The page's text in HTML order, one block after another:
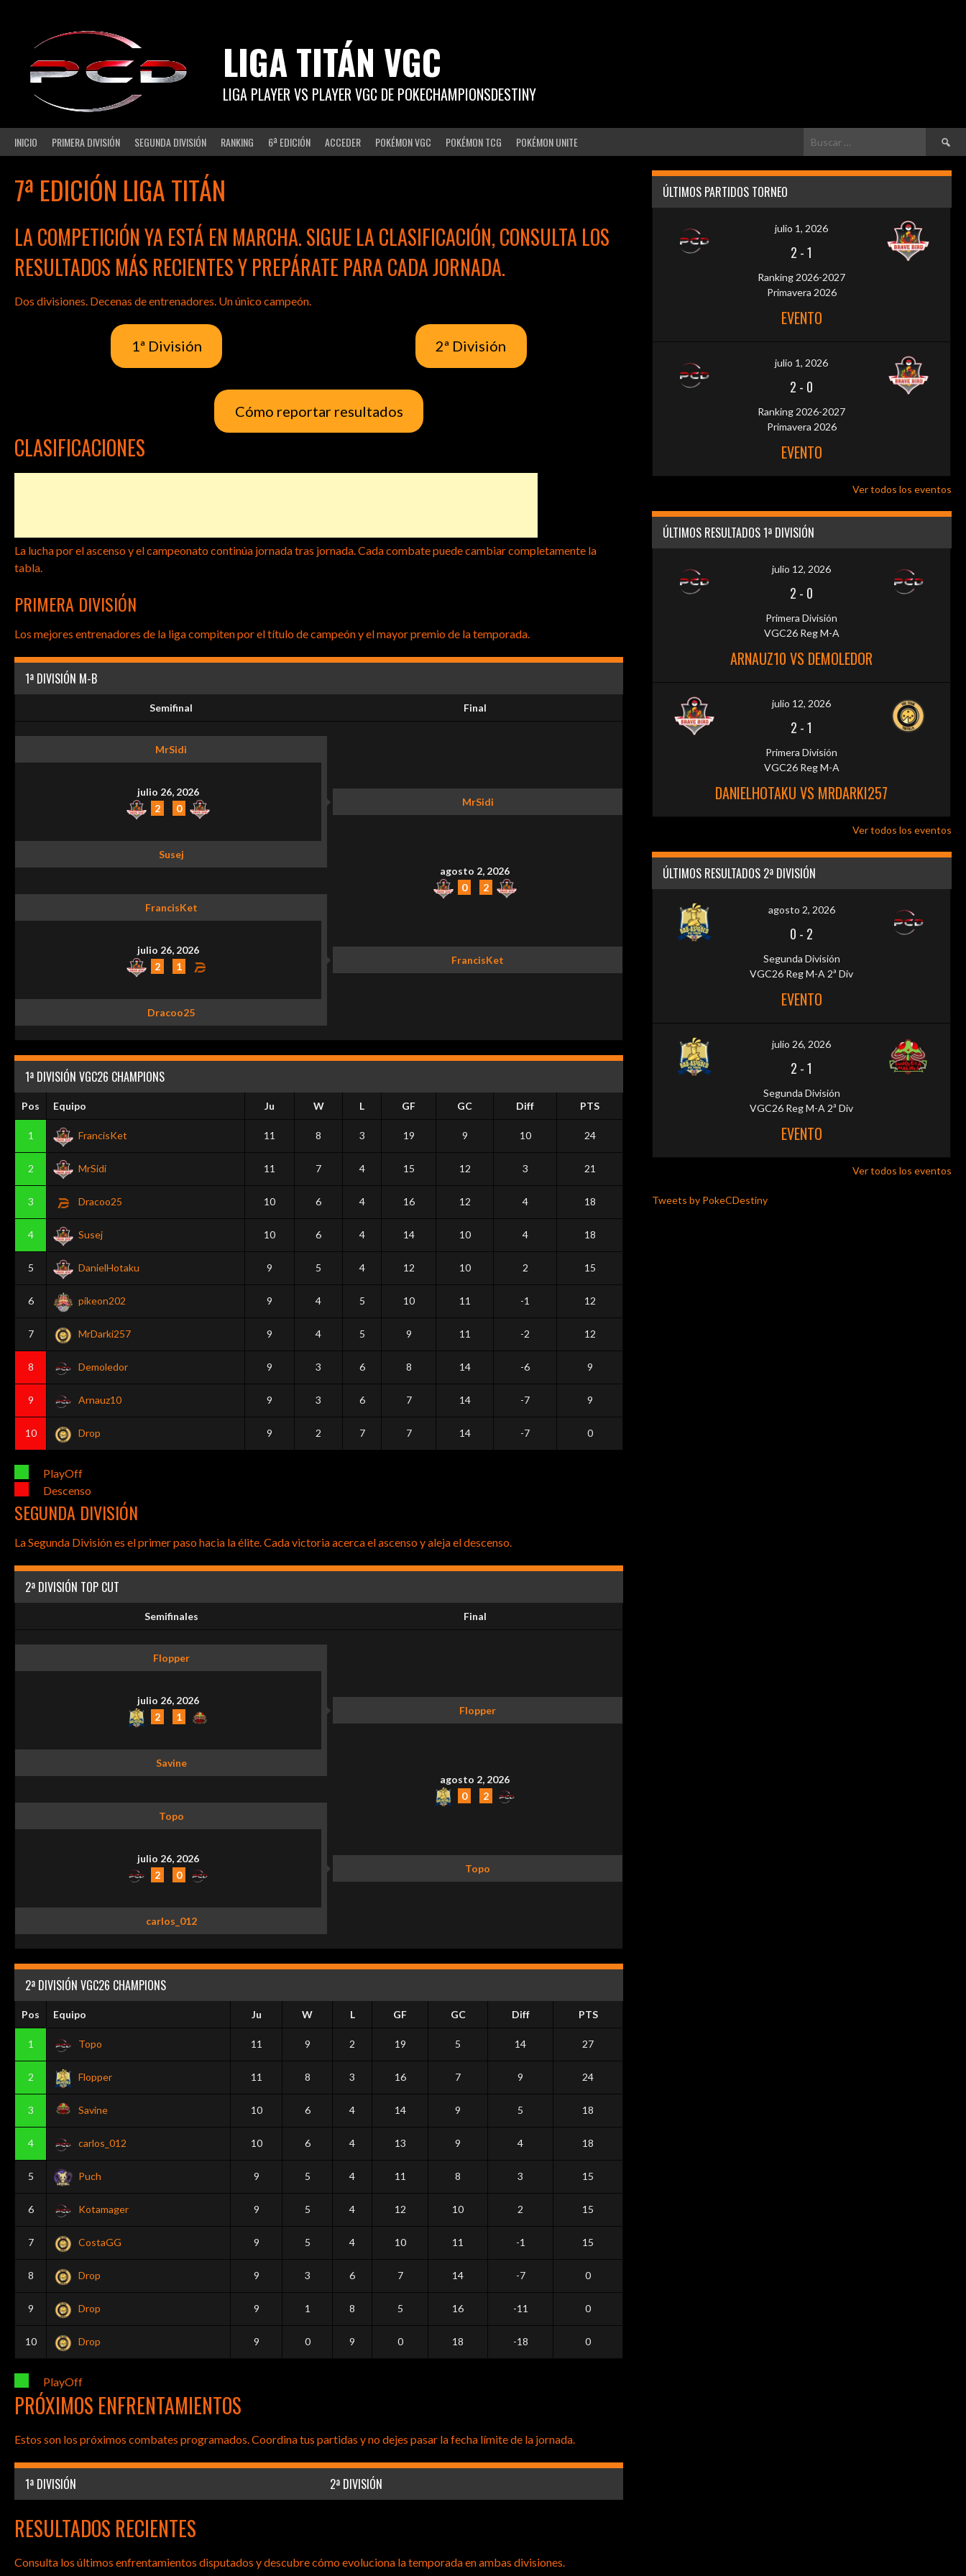
contenido
LIGA TITÁN VGC
LIGA PLAYER VS PLAYER VGC DE POKECHAMPIONSDESTINY
INICIO PRIMERA DIVISIÓN SEGUNDA DIVISIÓN RANKING 6ª EDICIÓN ACCEDER POKÉMON VGC POKÉMON TCG POKÉMON UNITE Buscar:
7ª EDICIÓN LIGA TITÁN
LA COMPETICIÓN YA ESTÁ EN MARCHA. SIGUE LA CLASIFICACIÓN, CONSULTA LOS
RESULTADOS MÁS RECIENTES Y PREPÁRATE PARA CADA JORNADA.
Dos divisiones. Decenas de entrenadores. Un único campeón.
1ª División 2ª División
Cómo reportar resultados
CLASIFICACIONES
La lucha por el ascenso y el campeonato continúa jornada tras jornada. Cada combate puede cambiar completamente la
tabla.
PRIMERA DIVISIÓN
Los mejores entrenadores de la liga compiten por el título de campeón y el mayor premio de la temporada.
1ª DIVISIÓN M-B
Semifinal Final
MrSidi
julio 26, 2026
2
0
MrSidi
agosto 2, 2026
0
2
Susej
FrancisKet
julio 26, 2026
2
1
FrancisKet
Dracoo25
1ª DIVISIÓN VGC26 CHAMPIONS
Pos Equipo Ju W L GF GC Diff PTS
1 FrancisKet 11 8 3 19 9 10 24
2 MrSidi 11 7 4 15 12 3 21
3 Dracoo25 10 6 4 16 12 4 18
4 Susej 10 6 4 14 10 4 18
5 DanielHotaku 9 5 4 12 10 2 15
6 pikeon202 9 4 5 10 11 -1 12
7 MrDarki257 9 4 5 9 11 -2 12
8 Demoledor 9 3 6 8 14 -6 9
9 Arnauz10 9 3 6 7 14 -7 9
10 Drop 9 2 7 7 14 -7 0
PlayOff
Descenso
SEGUNDA DIVISIÓN
La Segunda División es el primer paso hacia la élite. Cada victoria acerca el ascenso y aleja el descenso.
2ª DIVISIÓN TOP CUT
Semifinales Final
Flopper
julio 26, 2026
2
1
Flopper
agosto 2, 2026
0
2
Savine
Topo
julio 26, 2026
2
0
Topo
carlos_012
2ª DIVISIÓN VGC26 CHAMPIONS
Pos Equipo Ju W L GF GC Diff PTS
1 Topo 11 9 2 19 5 14 27
2 Flopper 11 8 3 16 7 9 24
3 Savine 10 6 4 14 9 5 18
4 carlos_012 10 6 4 13 9 4 18
5 Puch 9 5 4 11 8 3 15
6 Kotamager 9 5 4 12 10 2 15
7 CostaGG 9 5 4 10 11 -1 15
8 Drop 9 3 6 7 14 -7 0
9 Drop 9 1 8 5 16 -11 0
10 Drop 9 0 9 0 18 -18 0
PlayOff
PRÓXIMOS ENFRENTAMIENTOS
Estos son los próximos combates programados. Coordina tus partidas y no dejes pasar la fecha límite de la jornada.
1ª DIVISIÓN 2ª DIVISIÓN
RESULTADOS RECIENTES
Consulta los últimos enfrentamientos disputados y descubre cómo evoluciona la temporada en ambas divisiones.
ÚLTIMOS PARTIDOS TORNEO
julio 1, 2026
2 -1
Ranking 2026-2027
Primavera 2026
EVENTO
julio 1, 2026
2 - 0
Ranking 2026-2027
Primavera 2026
EVENTO
Ver todos los eventos
ÚLTIMOS RESULTADOS 1ª DIVISIÓN
julio 12, 2026
2 - 0
Primera División
VGC26 Reg M-A
ARNAUZ10 VS DEMOLEDOR
julio 12, 2026
2 -1
Primera División
VGC26 Reg M-A
DANIELHOTAKU VS MRDARKI257
Ver todos los eventos
ÚLTIMOS RESULTADOS 2ª DIVISIÓN
agosto 2, 2026
0 - 2
Segunda División
VGC26 Reg M-A 2ª Div
EVENTO
julio 26, 2026
2 -1
Segunda División
VGC26 Reg M-A 2ª Div
EVENTO
Ver todos los eventos
Tweets by PokeCDestiny